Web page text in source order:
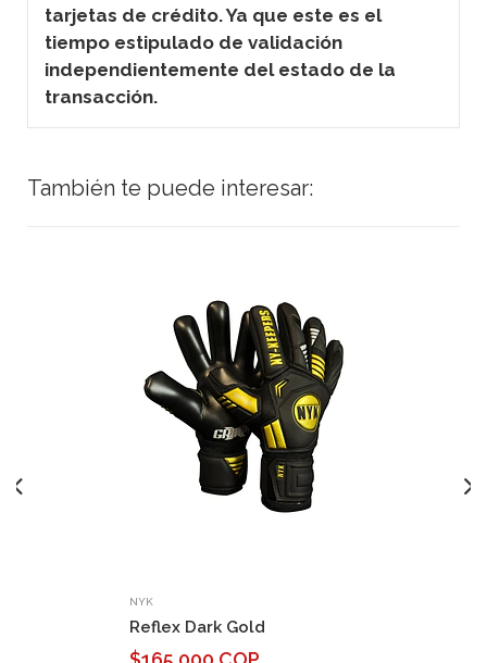
tarjetas de crédito. Ya que este es el
tiempo estipulado de validación
independientemente del estado de la
transacción.
También te puede interesar:
NYK
Reflex Dark Gold